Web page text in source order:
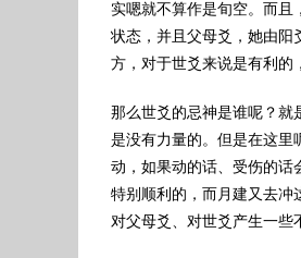
实嗯就不算作是旬空。而且
状态，并且父母爻，她由阳
方，对于世爻来说是有利的
那么世爻的忌神是谁呢？就
是没有力量的。但是在这里
动，如果动的话、受伤的话
特别顺利的，而月建又去冲
对父母爻、对世爻产生一些